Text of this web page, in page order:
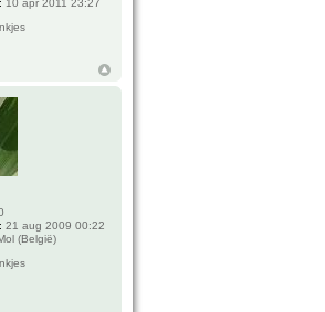
10 apr 2011 23:27
21 aug 2009 00:22
(België)